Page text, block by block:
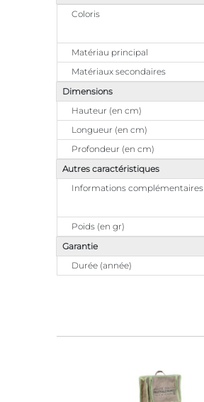
Coloris
Matériau principal
Matériaux secondaires
Dimensions
Hauteur (en cm)
Longueur (en cm)
Profondeur (en cm)
Autres caractéristiques
Informations complémentaires
Poids (en gr)
Garantie
Durée (année)